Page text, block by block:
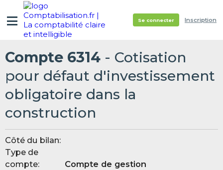
Se connecter Inscription
Compte 6314 - Cotisation
pour défaut d'investissement
obligatoire dans la
construction
Côté du bilan:
Type de
compte:
Compte de gestion